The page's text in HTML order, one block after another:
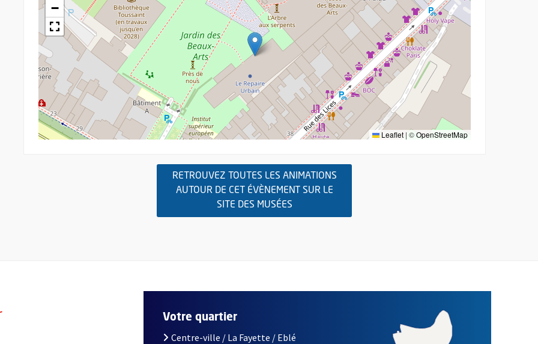
−
Leaflet | ©OpenStreetMap
RETROUVEZ TOUTES LES ANIMATIONS
AUTOUR DE CET ÉVÈNEMENT SUR LE
SITE DES MUSÉES, OUVRE UNE NOUVELLE FENÊTRE
Votre quartier
Centre-ville / La Fayette / Eblé